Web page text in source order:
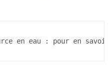
en eau : pour en savoir